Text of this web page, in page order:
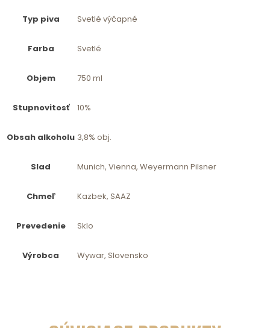
Typ piva Svetlé výčapné
Farba Svetlé
Objem 750 ml
Stupnovitosť 10%
Obsah alkoholu 3,8% obj.
Slad Munich, Vienna, Weyermann Pilsner
Chmeľ Kazbek, SAAZ
Prevedenie Sklo
Výrobca Wywar, Slovensko